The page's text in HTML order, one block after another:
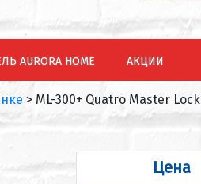
AURORA HOME АКЦИИ
> ML-300+ Quatro Master Lock
Цена